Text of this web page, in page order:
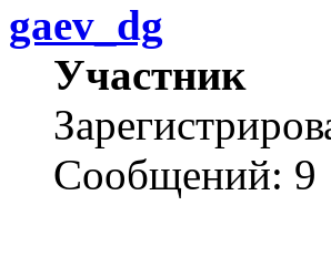
gaev_dg
Участник
Сообщений: 9